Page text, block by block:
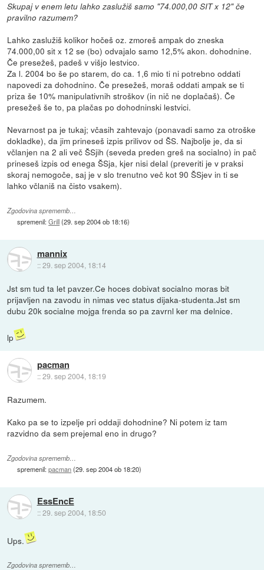
Skupaj v enem letu lahko zaslužiš samo "74.000,00 SIT x 12" če
pravilno razumem?
Lahko zaslužiš kolikor hočeš oz. zmoreš ampak do zneska
74.000,00 sit x 12 se (bo) odvajalo samo 12,5% akon. dohodnine.
Če presežeš, padeš v višjo lestvico.
Za l. 2004 bo še po starem, do ca. 1,6 mio ti ni potrebno oddati
napovedi za dohodnino. Če presežeš, moraš oddati ampak se ti
priza še 10% manipulativnih stroškov (in nič ne doplačaš). Če
presežeš še to, pa plačas po dohodninski lestvici.
Nevarnost pa je tukaj; včasih zahtevajo (ponavadi samo za otroške
dokladke), da jim prineseš izpis prilivov od ŠS. Najbolje je, da si
včlanjen na 2 ali več ŠSjih (seveda preden greš na socialno) in pač
prineseš izpis od enega ŠSja, kjer nisi delal (preveriti je v praksi
skoraj nemogoče, saj je v slo trenutno več kot 90 ŠSjev in ti se
lahko včlaniš na čisto vsakem).
Zgodovina sprememb…
spremenil:Grill(29. sep 2004 ob 18:16)
mannix
::29. sep 2004, 18:14
Jst sm tud ta let pavzer.Ce hoces dobivat socialno moras bit
prijavljen na zavodu in nimas vec status dijaka-studenta.Jst sm
dubu 20k socialne mojga frenda so pa zavrnl ker ma delnice.
lp
pacman
::29. sep 2004, 18:19
Razumem.
Kako pa se to izpelje pri oddaji dohodnine? Ni potem iz tam
razvidno da sem prejemal eno in drugo?
Zgodovina sprememb…
spremenil:pacman(29. sep 2004 ob 18:20)
EssEncE
::29. sep 2004, 18:50
Ups.
Zgodovina sprememb…